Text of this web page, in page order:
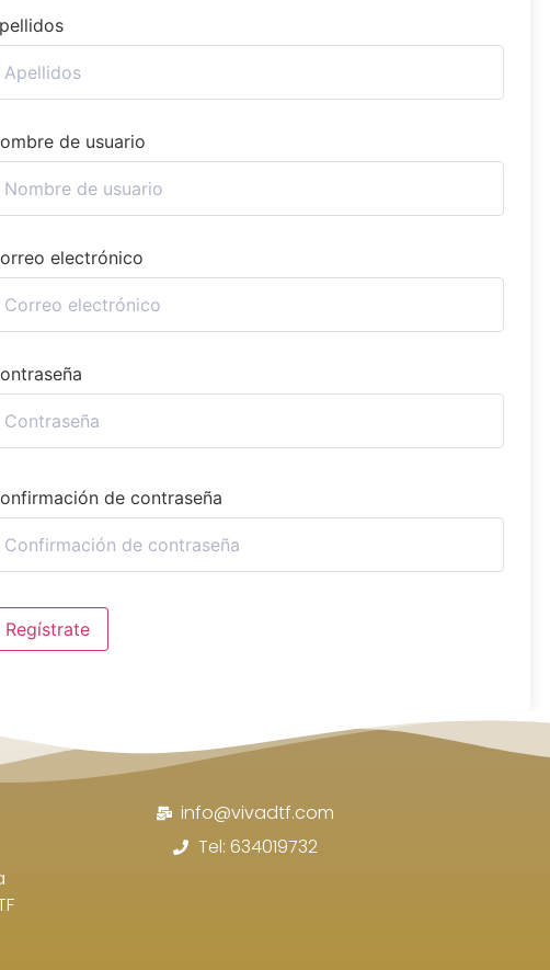
de usuario
electrónico
de contraseña
Regístrate
info@vivadtf.com
Tel: 634019732